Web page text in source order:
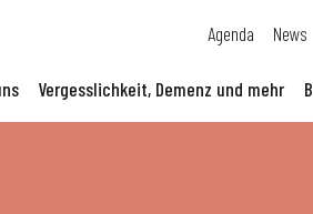
Agenda News
Vergesslichkeit, Demenz und mehr